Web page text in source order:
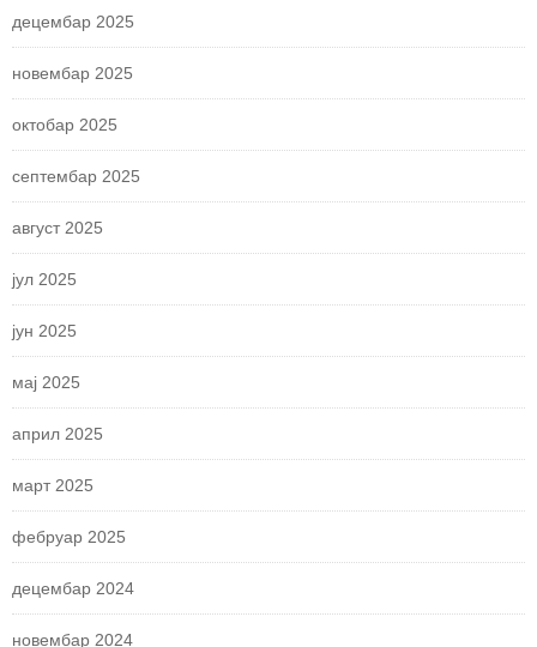
децембар 2025
новембар 2025
октобар 2025
септембар 2025
август 2025
јул 2025
јун 2025
мај 2025
април 2025
март 2025
фебруар 2025
децембар 2024
новембар 2024